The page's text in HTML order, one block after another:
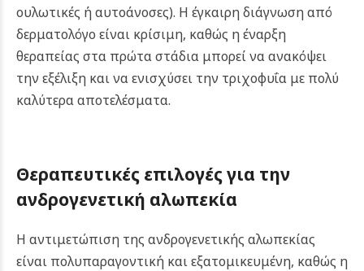
ουλωτικές ή αυτοάνοσες). Η έγκαιρη διάγνωση από
δερματολόγο είναι κρίσιμη, καθώς η έναρξη
θεραπείας στα πρώτα στάδια μπορεί να ανακόψει
την εξέλιξη και να ενισχύσει την τριχοφυΐα με πολύ
καλύτερα αποτελέσματα.
Θεραπευτικές επιλογές για την
ανδρογενετική αλωπεκία
Η αντιμετώπιση της ανδρογενετικής αλωπεκίας
είναι πολυπαραγοντική και εξατομικευμένη, καθώς η